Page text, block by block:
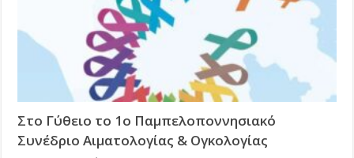
Στο Γύθειο το 1ο Παμπελοποννησιακό
Συνέδριο Αιματολογίας & Ογκολογίας